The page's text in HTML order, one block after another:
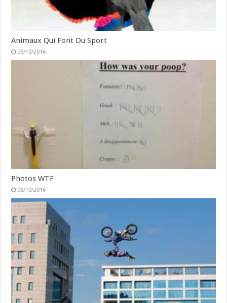
Animaux Qui Font Du Sport
05/10/2016
Photos WTF
05/10/2016